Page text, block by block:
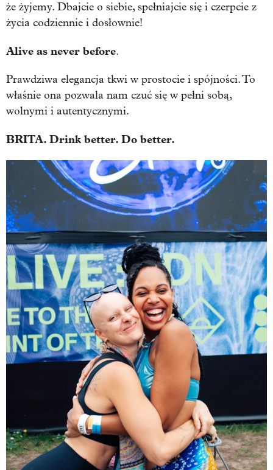
że żyjemy. Dbajcie o siebie, spełniajcie się i czerpcie z
życia codziennie i dosłownie!
Alive as never before.
Prawdziwa elegancja tkwi w prostocie i spójności. To
właśnie ona pozwala nam czuć się w pełni sobą,
wolnymi i autentycznymi.
BRITA. Drink better. Do better.